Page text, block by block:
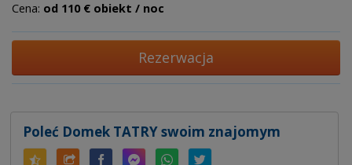
Cena: od 110 € obiekt / noc
Rezerwacja
Poleć Domek TATRY swoim znajomym